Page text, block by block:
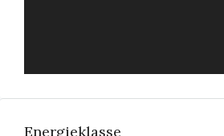
Energieklasse